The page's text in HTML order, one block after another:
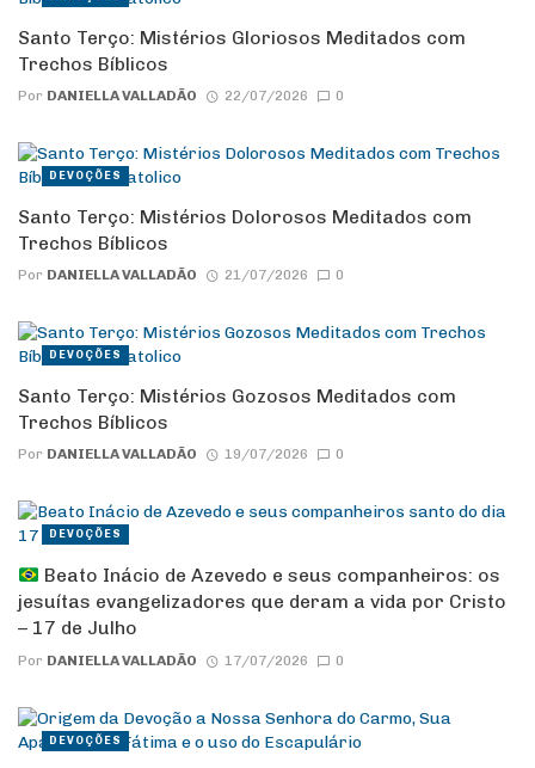
Santo Terço: Mistérios Gloriosos Meditados com
Trechos Bíblicos
Por DANIELLA VALLADÃO 22/07/2026 0
Santo Terço: Mistérios Dolorosos Meditados com
Trechos Bíblicos
Por DANIELLA VALLADÃO 21/07/2026 0
DEVOÇÕES
Santo Terço: Mistérios Gozosos Meditados com
Trechos Bíblicos
Por DANIELLA VALLADÃO 19/07/2026 0
DEVOÇÕES
Beato Inácio de Azevedo e seus companheiros: os
jesuítas evangelizadores que deram a vida por Cristo
– 17 de Julho
Por DANIELLA VALLADÃO 17/07/2026 0
DEVOÇÕES
DEVOÇÕES